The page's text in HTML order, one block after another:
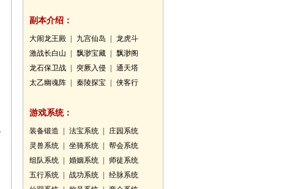
副本介绍：
大闹龙王殿 九宫仙岛
龙虎斗
激战长白山
飘渺宝藏
飘渺阁
龙石保卫战
突厥入侵
通天塔
太乙幽魂阵
秦陵探宝 侠客行
游戏系统：
装备锻造 法宝系统
庄园系统
灵兽系统
坐骑系统
帮会系统
组队系统
婚姻系统
师徒系统
五行系统
战功系统
经脉系统